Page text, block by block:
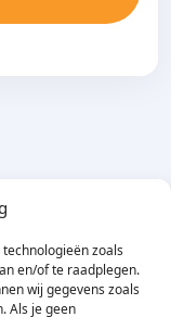
zoals
en/of te raadplegen.
wij gegevens zoals
Als je geen